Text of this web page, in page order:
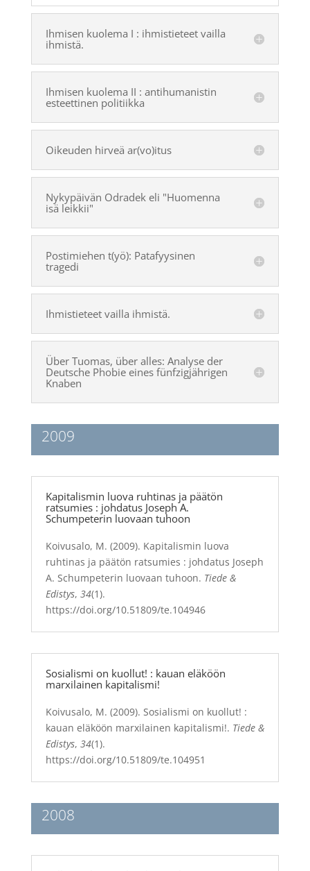
Ihmisen kuolema I : ihmistieteet vailla
ihmistä.
Ihmisen kuolema II : antihumanistin
esteettinen politiikka
Oikeuden hirveä ar(vo)itus
Nykypäivän Odradek eli "Huomenna
isä leikkii"
Postimiehen t(yö): Patafyysinen
tragedi
Ihmistieteet vailla ihmistä.
Über Tuomas, über alles: Analyse der
Deutsche Phobie eines fünfzigjährigen
Knaben
2009
Kapitalismin luova ruhtinas ja päätön
ratsumies : johdatus Joseph A.
Schumpeterin luovaan tuhoon
Koivusalo, M. (2009). Kapitalismin luova
ruhtinas ja päätön ratsumies : johdatus Joseph
A. Schumpeterin luovaan tuhoon. Tiede &
Edistys, 34(1).
https://doi.org/10.51809/te.104946
Sosialismi on kuollut! : kauan eläköön
marxilainen kapitalismi!
Koivusalo, M. (2009). Sosialismi on kuollut! :
kauan eläköön marxilainen kapitalismi!. Tiede &
Edistys, 34(1).
https://doi.org/10.51809/te.104951
2008